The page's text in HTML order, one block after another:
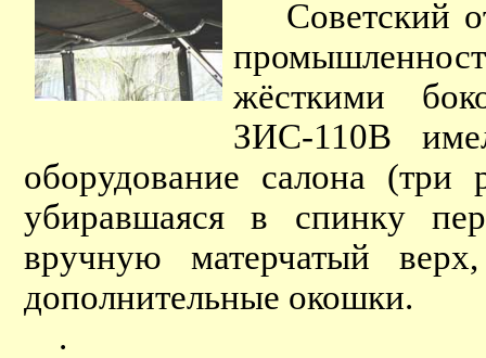
Советский
жёсткими
ЗИС-110В
оборудование салона (три
убиравшаяся в спинку
вручную матерчатый
дополнительные окошки.
.